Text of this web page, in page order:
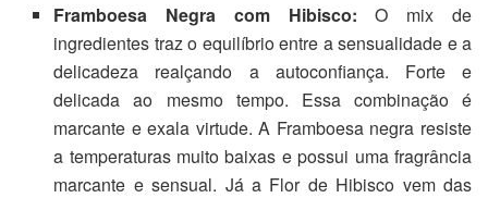
Framboesa Negra com Hibisco:O mix de
ingredientes traz o equilíbrio entre a sensualidade e a
delicadeza realçando a autoconfiança. Forte e
delicada ao mesmo tempo. Essa combinação é
marcante e exala virtude. A Framboesa negra resiste
a temperaturas muito baixas e possui uma fragrância
marcante e sensual. Já a Flor de Hibisco vem das